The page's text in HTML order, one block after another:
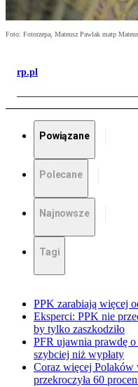
Foto: Fotorzepa, Mateusz Pawlak matp
rp.pl
Powiązane
Polecane
Najnowsze
Tagi
PPK zarabiają więcej
Eksperci: PPK nie
by tylko zaszkodziło
PFR ujawnia prawdę
szybciej niż wypłaty
Coraz więcej Polaków
przekroczyła 60